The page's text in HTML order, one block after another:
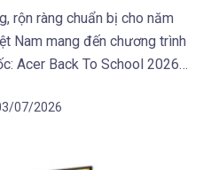
rộn ràng chuẩn bị cho năm
Nam mang đến chương trình
Acer Back To School 2026
Laptop Gaming […]
07/2026